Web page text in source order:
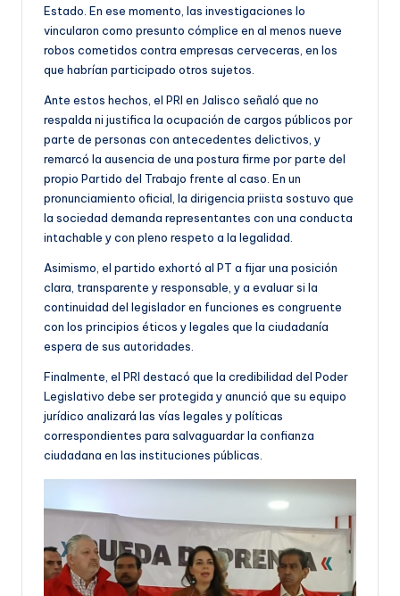
Estado. En ese momento, las investigaciones lo
vincularon como presunto cómplice en al menos nueve
robos cometidos contra empresas cerveceras, en los
que habrían participado otros sujetos.
Ante estos hechos, el PRI en Jalisco señaló que no
respalda ni justifica la ocupación de cargos públicos por
parte de personas con antecedentes delictivos, y
remarcó la ausencia de una postura firme por parte del
propio Partido del Trabajo frente al caso. En un
pronunciamiento oficial, la dirigencia priista sostuvo que
la sociedad demanda representantes con una conducta
intachable y con pleno respeto a la legalidad.
Asimismo, el partido exhortó al PT a fijar una posición
clara, transparente y responsable, y a evaluar si la
continuidad del legislador en funciones es congruente
con los principios éticos y legales que la ciudadanía
espera de sus autoridades.
Finalmente, el PRI destacó que la credibilidad del Poder
Legislativo debe ser protegida y anunció que su equipo
jurídico analizará las vías legales y políticas
correspondientes para salvaguardar la confianza
ciudadana en las instituciones públicas.